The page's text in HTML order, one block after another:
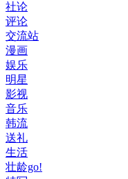
社论
评论
交流站
漫画
娱乐
明星
影视
音乐
韩流
送礼
生活
壮龄go!